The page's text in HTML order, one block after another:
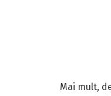
Mai mult,